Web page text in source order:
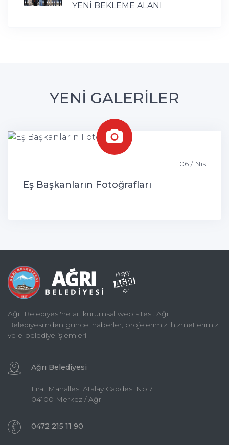
YENİ BEKLEME ALANI
YENİ GALERİLER
06 / Nis
Eş Başkanların Fotoğrafları
Ağrı Belediyesi'ne ait kurumsal web sitesi. Ağrı
Belediyesi'nden güncel haberler, projelerimiz, hizmetlerimiz
ve e-belediye işlemleri
Ağrı Belediyesi
Fırat Mahallesi Atalay Caddesi No:7
04100 Merkez / Ağrı
0472 215 11 90